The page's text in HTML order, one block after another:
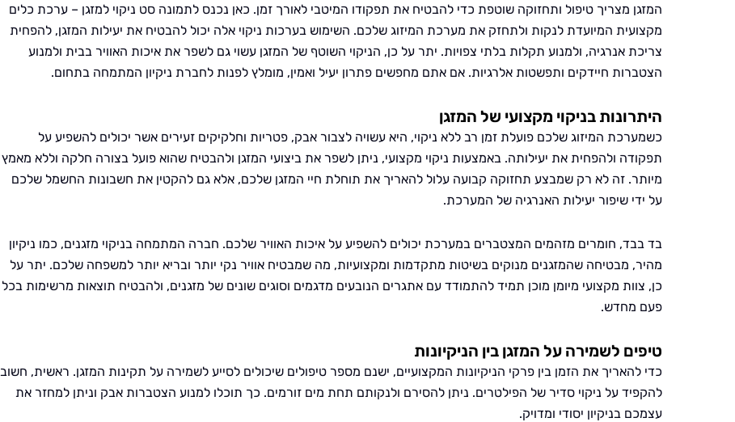
המזגן מצריך טיפול ותחזוקה שוטפת כדי להבטיח את תפקודו המיטבי לאורך זמן. כאן נכנס לתמונה סט ניקוי למזגן – ערכת כלים
מקצועית המיועדת לנקות ולתחזק את מערכת המיזוג שלכם. השימוש בערכות ניקוי אלה יכול להבטיח את יעילות המזגן, להפחית
צריכת אנרגיה, ולמנוע תקלות בלתי צפויות. יתר על כן, הניקוי השוטף של המזגן עשוי גם לשפר את איכות האוויר בבית ולמנוע
הצטברות חיידקים ותפשטות אלרגיות. אם אתם מחפשים פתרון יעיל ואמין, מומלץ לפנות לחברת ניקיון המתמחה בתחום.
היתרונות בניקוי מקצועי של המזגן
כשמערכת המיזוג שלכם פועלת זמן רב ללא ניקוי, היא עשויה לצבור אבק, פטריות וחלקיקים זעירים אשר יכולים להשפיע על
תפקודה ולהפחית את יעילותה. באמצעות ניקוי מקצועי, ניתן לשפר את ביצועי המזגן ולהבטיח שהוא פועל בצורה חלקה וללא מאמץ
מיותר. זה לא רק שמבצע תחזוקה קבועה עלול להאריך את תוחלת חיי המזגן שלכם, אלא גם להקטין את חשבונות החשמל שלכם
על ידי שיפור יעילות האנרגיה של המערכת.
בד בבד, חומרים מזהמים המצטברים במערכת יכולים להשפיע על איכות האוויר שלכם. חברה המתמחה בניקוי מזגנים, כמו ניקיון
מהיר, מבטיחה שהמזגנים מנוקים בשיטות מתקדמות ומקצועיות, מה שמבטיח אוויר נקי יותר ובריא יותר למשפחה שלכם. יתר על
כן, צוות מקצועי מיומן מוכן תמיד להתמודד עם אתגרים הנובעים מדגמים וסוגים שונים של מזגנים, ולהבטיח תוצאות מרשימות בכל
פעם מחדש.
טיפים לשמירה על המזגן בין הניקיונות
כדי להאריך את הזמן בין פרקי הניקיונות המקצועיים, ישנם מספר טיפולים שיכולים לסייע לשמירה על תקינות המזגן. ראשית, חשוב
להקפיד על ניקוי סדיר של הפילטרים. ניתן להסירם ולנקותם תחת מים זורמים. כך תוכלו למנוע הצטברות אבק וניתן למחזר את
עצמכם בניקיון יסודי ומדויק.